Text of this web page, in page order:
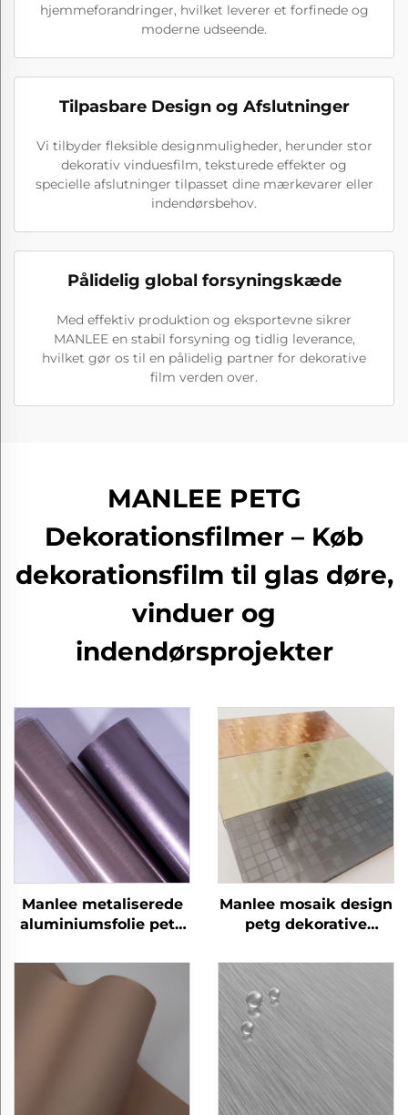
hjemmeforandringer, hvilket leverer et forfinede og
moderne udseende.
Tilpasbare Design og Afslutninger
Vi tilbyder fleksible designmuligheder, herunder stor
dekorativ vinduesfilm, teksturede effekter og
specielle afslutninger tilpasset dine mærkevarer eller
indendørsbehov.
Pålidelig global forsyningskæde
Med effektiv produktion og eksportevne sikrer
MANLEE en stabil forsyning og tidlig leverance,
hvilket gør os til en pålidelig partner for dekorative
film verden over.
MANLEE PETG
Dekorationsfilmer – Køb
dekorationsfilm til glas døre,
vinduer og
indendørsprojekter
Manlee metaliserede
aluminiumsfolie petg
til hjemmekontor
hotel
Manlee mosaik design
petg dekorative
væggulv/plads